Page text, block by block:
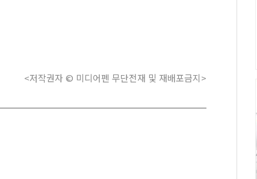
<저작권자 © 미디어펜 무단전재 및 재배포금지>